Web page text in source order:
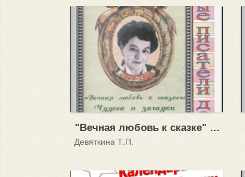
"Вечная любовь к сказке" : чудеса и загадки Памэлы Трэверс
Девяткина Т.П.